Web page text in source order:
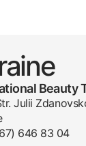
Beauty
Julii
646 83 04